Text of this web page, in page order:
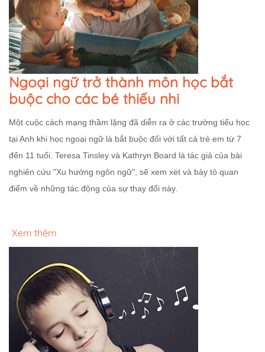
Ngoại ngữ trở thành môn học bắt
buộc cho các bé thiếu nhi
Một cuộc cách mạng thầm lặng đã diễn ra ở các trường tiểu học
tại Anh khi học ngoại ngữ là bắt buộc đối với tất cả trẻ em từ 7
đến 11 tuổi. Teresa Tinsley và Kathryn Board là tác giả của bài
nghiên cứu "Xu hướng ngôn ngữ", sẽ xem xét và bày tỏ quan
điểm về những tác động của sự thay đổi này.
Xem thêm